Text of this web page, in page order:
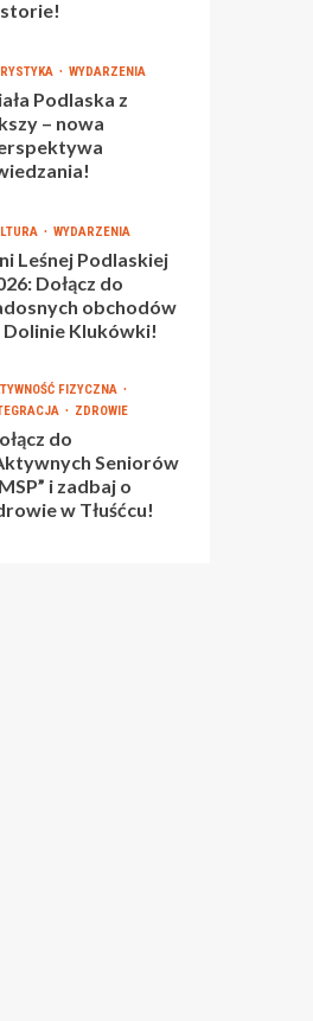
WYDARZENIA
Podlaska z
– nowa
WYDARZENIA
Leśnej Podlaskiej
Dołącz do
obchodów
Dolinie Klukówki!
FIZYCZNA
ZDROWIE
do
Seniorów
i zadbaj o
w Tłuśćcu!